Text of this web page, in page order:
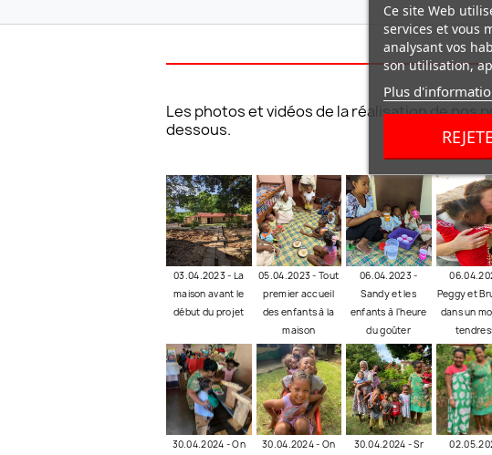
Les photos et vidéos de la réalisation de
dessous.
03.04.2023 - La
maison avant le
début du projet
05.04.2023 - Tout
premier accueil
des enfants à la
maison
06.04.2023 -
Sandy et les
enfants à l'heure
du goûter
Peggy et
dans un
30.04.2024 - On
30.04.2024 - On
30.04.2024 - Sr
Ce site Web
services et vous
analysant vos
son utilisation,
Plus